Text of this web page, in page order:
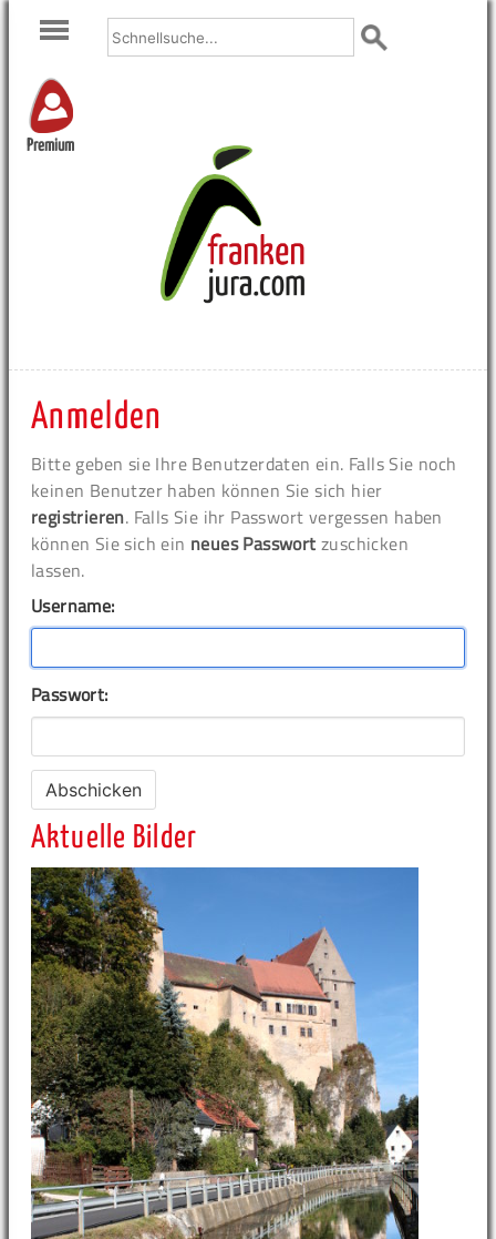
Premium
Anmelden
Bitte geben sie Ihre Benutzerdaten ein. Falls Sie noch
keinen Benutzer haben können Sie sich hier
registrieren. Falls Sie ihr Passwort vergessen haben
können Sie sich ein neues Passwort zuschicken
lassen.
Username:
Passwort:
Aktuelle Bilder